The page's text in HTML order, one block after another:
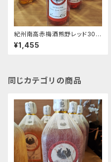
紀州南高赤梅酒熊野レッド300
ml
¥1,455
同じカテゴリの商品